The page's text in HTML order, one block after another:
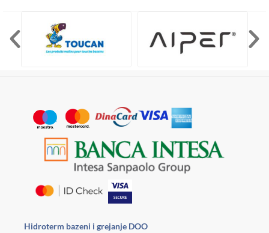
Hidroterm bazeni i grejanje DOO